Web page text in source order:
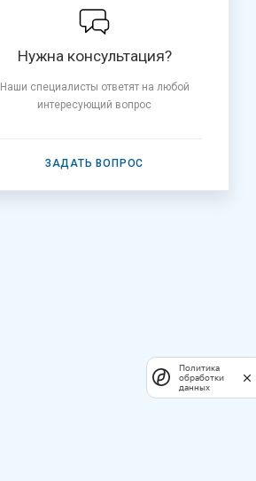
Нужна консультация?
Наши специалисты ответят на любой
интересующий вопрос
ЗАДАТЬ ВОПРОС
Политика
обработки
данных